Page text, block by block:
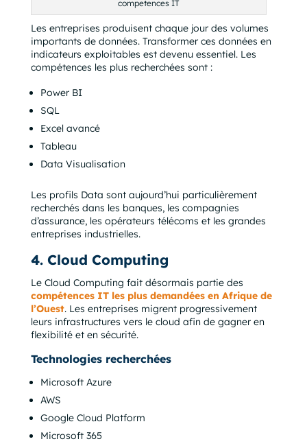
competences IT
Les entreprises produisent chaque jour des volumes
importants de données. Transformer ces données en
indicateurs exploitables est devenu essentiel. Les
compétences les plus recherchées sont :
Power BI
SQL
Excel avancé
Tableau
Data Visualisation
Les profils Data sont aujourd’hui particulièrement
recherchés dans les banques, les compagnies
d’assurance, les opérateurs télécoms et les grandes
entreprises industrielles.
4. Cloud Computing
Le Cloud Computing fait désormais partie des
compétences IT les plus demandées en Afrique de
l’Ouest. Les entreprises migrent progressivement
leurs infrastructures vers le cloud afin de gagner en
flexibilité et en sécurité.
Technologies recherchées
Microsoft Azure
AWS
Google Cloud Platform
Microsoft 365